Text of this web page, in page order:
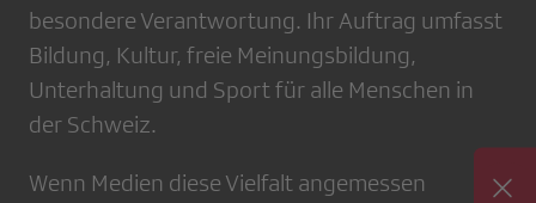
besondere Verantwortung. Ihr Auftrag umfasst
Bildung, Kultur, freie Meinungsbildung,
Unterhaltung und Sport für alle Menschen in
der Schweiz.
Wenn Medien diese Vielfalt angemessen